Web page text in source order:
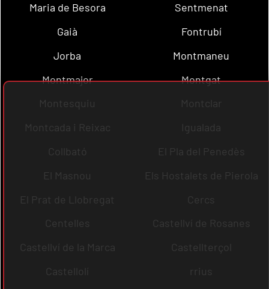
Maria de Besora
Sentmenat
Gaià
Fontrubí
Jorba
Montmaneu
Montmajor
Montgat
Montesquiu
Montclar
Montcada i Reixac
Igualada
Collbató
El Pla del Penedès
El Masnou
Els Hostalets de Pierola
El Prat de Llobregat
Cercs
Centelles
Castellví de Rosanes
Castellví de la Marca
Castellterçol
Castellolí
rrius